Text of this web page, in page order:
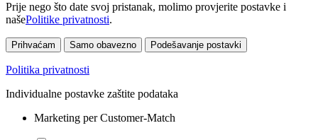
Prije nego što date svoj pristanak, molimo provjerite postavke i
našePolitike privatnosti.
Prihvaćam Samo obavezno Podešavanje postavki
Politika privatnosti
Individualne postavke zaštite podataka
Marketing per Customer-Match